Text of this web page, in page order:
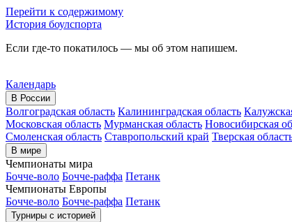
Перейти к содержимому
История боулспорта
Если где-то покатилось — мы об этом напишем.
Календарь
В России
Волгоградская область Калининградская область
Московская область Мурманская область Новосибирская
Смоленская область Ставропольский край Тверская
В мире
Чемпионаты мира
Бочче-воло Бочче-раффа Петанк
Чемпионаты Европы
Бочче-воло Бочче-раффа Петанк
Турниры с историей